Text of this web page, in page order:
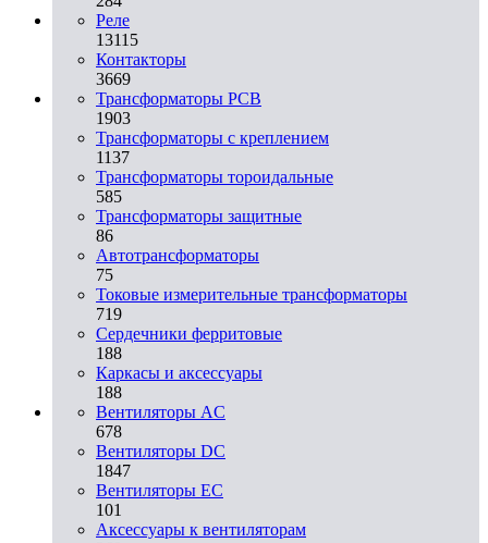
Реле
13115
Контакторы
3669
Трансформаторы PCB
1903
Трансформаторы с креплением
1137
Трансформаторы тороидальные
585
Трансформаторы защитные
86
Автотрансформаторы
75
Токовые измерительные трансформаторы
719
Сердечники ферритовые
188
Каркасы и аксессуары
188
Вентиляторы AC
678
Вентиляторы DC
1847
Вентиляторы EC
101
Аксессуары к вентиляторам